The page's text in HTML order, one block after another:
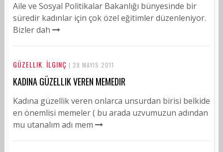
Aile ve Sosyal Politikalar Bakanlığı bünyesinde bir
süredir kadınlar için çok özel eğitimler düzenleniyor.
Bizler dah
GÜZELLIK İLGINÇ | 28 MAYIS 2011
KADINA GÜZELLIK VEREN MEMEDIR
Kadına güzellik veren onlarca unsurdan birisi belkide
en önemlisi memeler ( bu arada uzvumuzun adından
mu utanalım adı mem